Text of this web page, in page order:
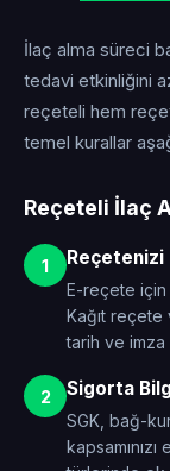
İlaç alma süreci
tedavi etkinliğini
reçeteli hem
temel kurallar
Reçeteli İlaç
1 Reçetenizi
E-reçete için
Kağıt
tarih ve
2 Sigorta
SGK, bağ-